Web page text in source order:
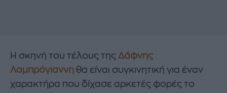
H σκηνή του τέλους της Δάφνης
Λαμπρόγιαννη θα είναι συγκινητική για έναν
χαρακτήρα που δίχασε αρκετές φορές το